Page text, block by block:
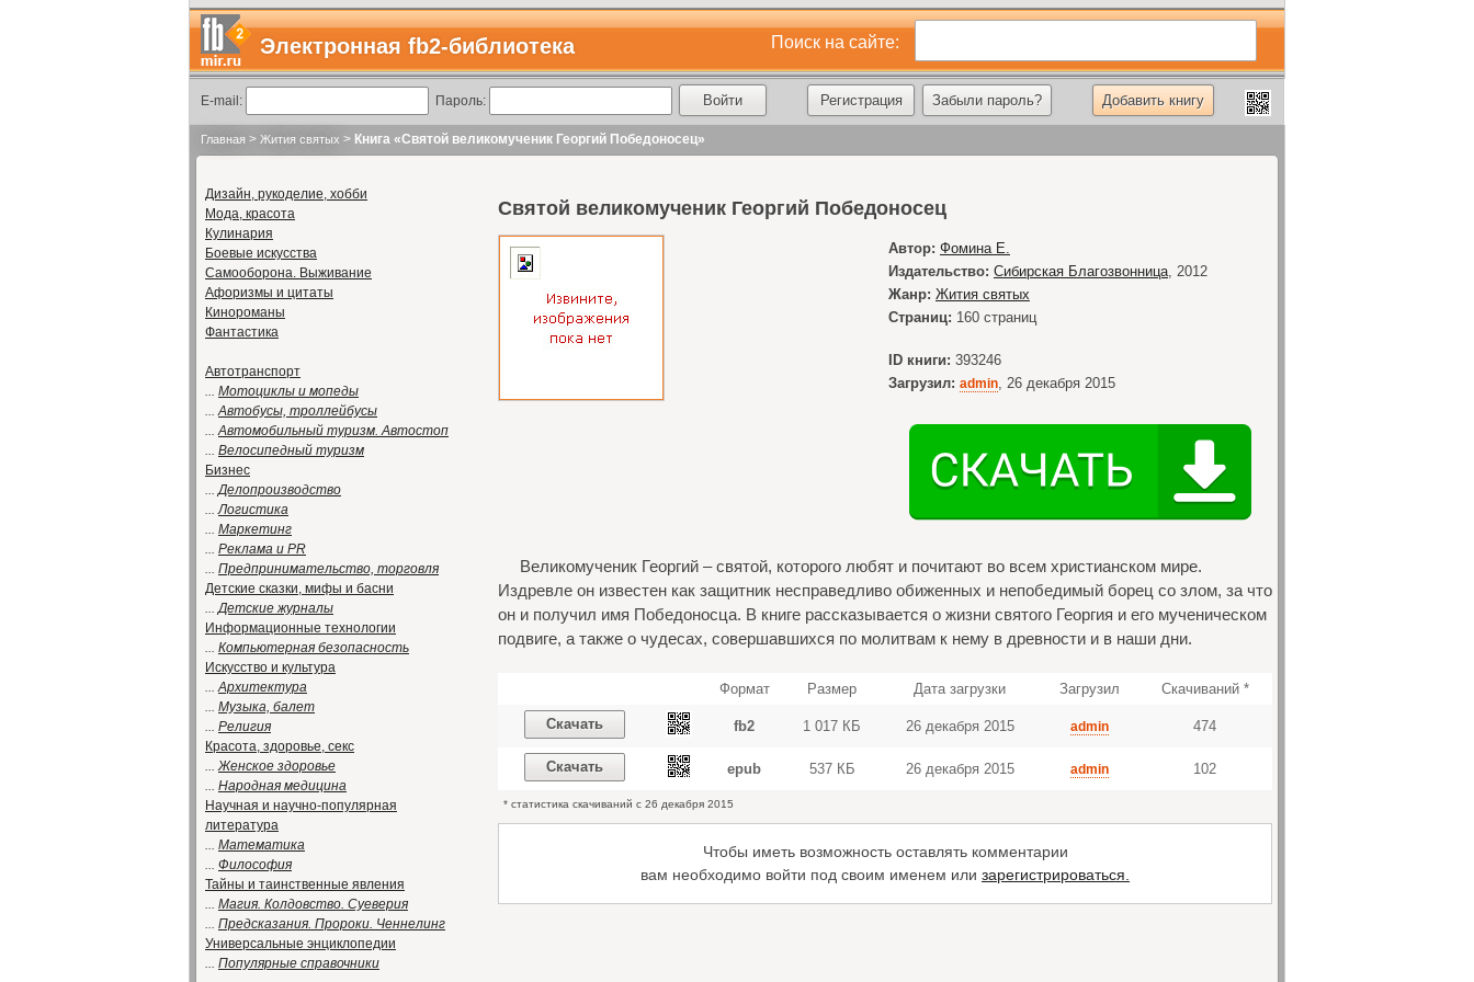
Электронная fb2-библиотека Поиск на сайте:
E-mail: Пароль: Регистрация Забыли пароль? Добавить книгу
Главная > Жития святых > Книга «Святой великомученик Георгий Победоносец»
Дизайн, рукоделие, хобби
Мода, красота
Кулинария
Боевые искусства
Самооборона. Выживание
Афоризмы и цитаты
Кинороманы
Фантастика
Автотранспорт
... Мотоциклы и мопеды
...Автобусы, троллейбусы
...Автомобильный туризм. Автостоп
... Велосипедный туризм
Бизнес
...Делопроизводство
...Логистика
... Маркетинг
... Реклама и PR
... Предпринимательство, торговля
Детские сказки, мифы и басни
...Детские журналы
Информационные технологии
... Компьютерная безопасность
Искусство и культура
...Архитектура
... Музыка, балет
... Религия
Красота, здоровье, секс
...Женское здоровье
... Народная медицина
Научная и научно-популярная
литература
... Математика
... Философия
Тайны и таинственные явления
... Магия. Колдовство. Суеверия
... Предсказания. Пророки. Ченнелинг
Универсальные энциклопедии
... Популярные справочники
Святой великомученик Георгий Победоносец
Автор: Фомина Е.
Издательство: Сибирская Благозвонница, 2012
Жанр: Жития святых
Страниц: 160 страниц
ID книги: 393246
Загрузил: admin, 26 декабря 2015
Великомученик Георгий – святой, которого любят и почитают во всем христианском мире.
Издревле он известен как защитник несправедливо обиженных и непобедимый борец со злом, за что
он и получил имя Победоносца. В книге рассказывается о жизни святого Георгия и его мученическом
подвиге, а также о чудесах, совершавшихся по молитвам к нему в древности и в наши дни.
Формат Размер Дата загрузки Загрузил Скачиваний *
Скачать fb2 1 017 КБ 26 декабря 2015 admin 474
Скачать epub 537 КБ 26 декабря 2015 admin 102
* статистика скачиваний с 26 декабря 2015
Чтобы иметь возможность оставлять комментарии
вам необходимо войти под своим именем или зарегистрироваться.